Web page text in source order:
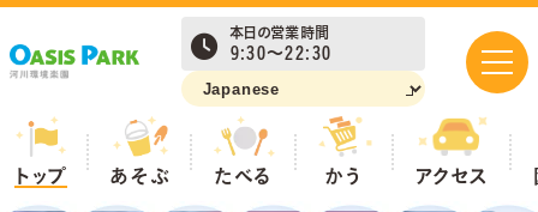
本日の営業時間
9:30～22:30
あそぶ
トップ あそぶ たべる かう アクセス